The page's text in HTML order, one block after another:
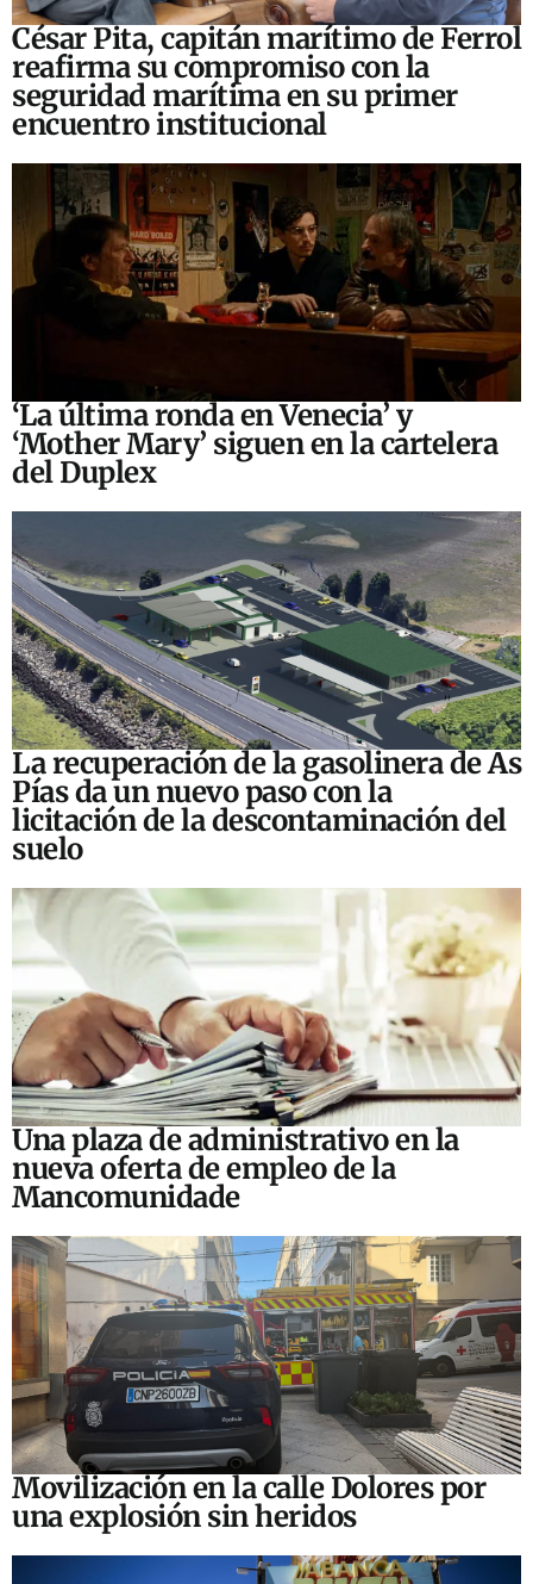
César Pita, capitán marítimo de Ferrol
reafirma su compromiso con la
seguridad marítima en su primer
encuentro institucional
‘La última ronda en Venecia’ y
‘Mother Mary’ siguen en la cartelera
del Duplex
La recuperación de la gasolinera de As
Pías da un nuevo paso con la
licitación de la descontaminación del
suelo
Una plaza de administrativo en la
nueva oferta de empleo de la
Mancomunidade
Movilización en la calle Dolores por
una explosión sin heridos